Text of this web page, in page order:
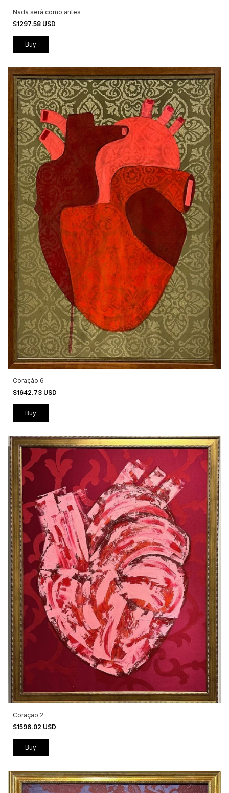
Nada será como antes
$1297.58 USD
Coração 6
$1642.73 USD
Coração 2
$1596.02 USD